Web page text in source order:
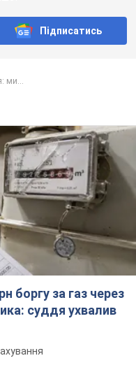
боргу за газ через
суддя ухвалив
Вояж